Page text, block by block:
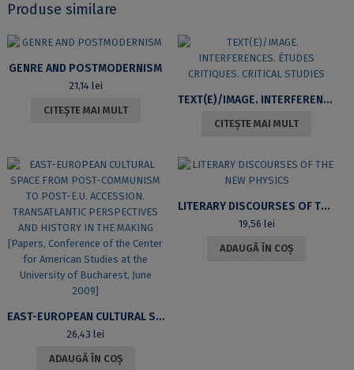
Produse similare
GENRE AND POSTMODERNISM
21,14 lei
CITEȘTE MAI MULT
TEXT(E)/IMAGE. INTERFERENCES. ÉTUDES CRITIQUES. CRITICAL STUDIES
CITEȘTE MAI MULT
EAST-EUROPEAN CULTURAL SPACE FROM POST-COMMUNISM TO POST-E.U. ACCESSION. TRANSATLANTIC PERSPECTIVES AND HISTORY IN THE MAKING [PAPERS, CONFERENCE OF THE CENTER FOR AMERICAN STUDIES AT THE UNIVERSITY OF BUCHAREST, JUNE 2009]
26,43lei
ADAUGĂ ÎN COȘ
LITERARY DISCOURSES OF THE NEW PHYSICS
19,56 lei
ADAUGĂ ÎN COȘ